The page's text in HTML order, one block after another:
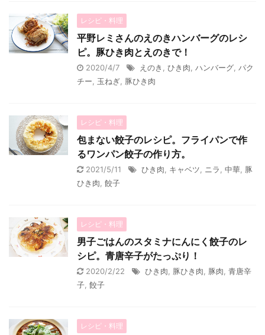
レシピ・料理
平野レミさんのえのきハンバーグのレシ
ピ。豚ひき肉とえのきで！
2020/4/7 えのき ひき肉 ハンバーグ パク
チー
玉ねぎ 豚ひき肉
レシピ・料理
包まない餃子のレシピ。フライパンで作
るワンパン餃子の作り方。
2021/5/11 ひき肉 キャベツ ニラ 中華 豚
ひき肉 餃子
レシピ・料理
男子ごはんのスタミナにんにく餃子のレ
シピ。青唐辛子がたっぷり！
2020/2/22 ひき肉 豚ひき肉 豚肉 青唐辛
子 餃子
レシピ・料理